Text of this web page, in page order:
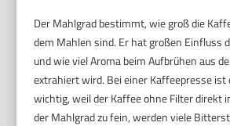
Der Mahlgrad bestimmt, wie groß die
dem Mahlen sind. Er hat großen Einfluss
und wie viel Aroma beim Aufbrühen aus
extrahiert wird. Bei einer Kaffeepresse ist
wichtig, weil der Kaffee ohne Filter direkt
der Mahlgrad zu fein, werden viele